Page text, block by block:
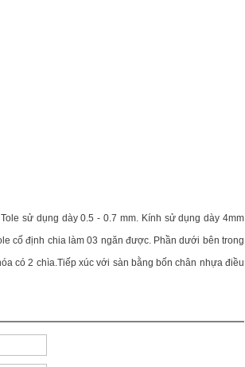
sử dụng dày 0.5 - 0.7 mm. Kính sử dụng dày 4mm
cố định chia làm 03 ngăn được. Phần dưới bên trong
có 2 chìa.Tiếp xúc với sàn bằng bốn chân nhựa điều